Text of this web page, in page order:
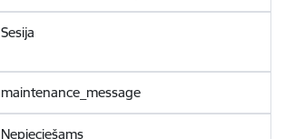
Sesija
maintenance_message
Nepieciešams